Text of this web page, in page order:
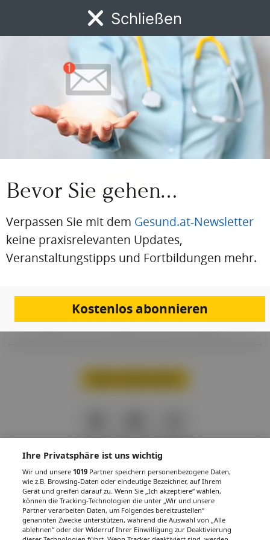
Foto: © Johanna Brix
WORDRAP-INTERVIEW
Duale GIP/GLP-1-Rezeptor-Agonisten als
neue Therapieoption
Tirzepatid ist in Österreich seit 2023 sowohl in der Indikation Diabetes
ganz neu – seit November auch als Pen. Bei der entsprechenden
Therapie handelt es sich allerdings um keine Kassenleistung. Die
Verfügbarkeit ist laut OÄ Priv.-Doz.in Dr.inJohanna Brix aber eine gute.
Wir befragten sie zu den Studiendaten und Praxiserfahrungen.
IMPRESSUM DATENSCHUTZ BAFG NUTZUNGSBEDINGUNGEN
MEDIADATEN & TARIFE PRESSE ZWECKE ANZEIGEN
© 2026 Gesund.at – All rights reserved – Patientenwissen:MeinMed.at
Ihre Privatsphäre ist uns wichtig
Wir und unsere1019 Partner speichern personenbezogene Daten,
wie z.B. Browsing-Daten oder eindeutige Bezeichner, auf Ihrem
Gerät und greifen darauf zu. Wenn Sie „Ich akzeptiere“ wählen,
können die Tracking-Technologien die unter „Wir und unsere
Partner verarbeiten Daten, um Folgendes bereitzustellen“
genannten Zwecke unterstützen, während die Auswahl von „Alle
ablehnen“ oder der Widerruf Ihrer Einwilligung zur Deaktivierung
Schließen
Bevor Sie gehen…
Verpassen Sie mit dem Gesund.at-Newsletter
keine praxisrelevanten Updates,
Veranstaltungstipps und Fortbildungen mehr.
Kostenlos abonnieren